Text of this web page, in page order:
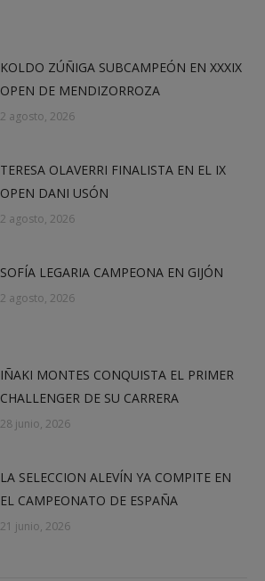
KOLDO ZÚÑIGA SUBCAMPEÓN EN XXXIX
OPEN DE MENDIZORROZA
2 agosto, 2026
TERESA OLAVERRI FINALISTA EN EL IX
OPEN DANI USÓN
2 agosto, 2026
SOFÍA LEGARIA CAMPEONA EN GIJÓN
2 agosto, 2026
IÑAKI MONTES CONQUISTA EL PRIMER
CHALLENGER DE SU CARRERA
28 junio, 2026
LA SELECCION ALEVÍN YA COMPITE EN
EL CAMPEONATO DE ESPAÑA
21 junio, 2026